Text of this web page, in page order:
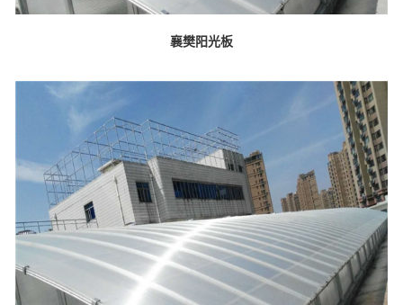
襄樊阳光板